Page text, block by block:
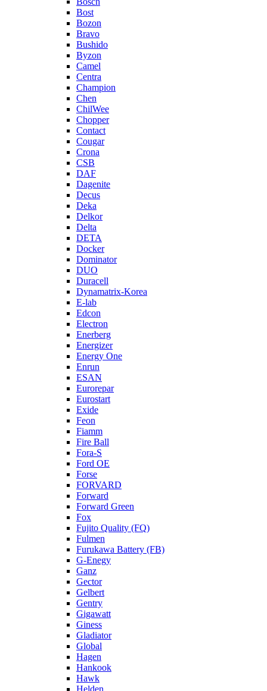
Bost
Bozon
Bravo
Bushido
Byzon
Camel
Centra
Champion
Chen
ChilWee
Chopper
Contact
Cougar
Crona
CSB
DAF
Dagenite
Decus
Deka
Delkor
Delta
DETA
Docker
Dominator
DUO
Duracell
Dynamatrix-Korea
E-lab
Edcon
Electron
Enerberg
Energizer
Energy One
Enrun
ESAN
Eurorepar
Eurostart
Exide
Feon
Fiamm
Fire Ball
Fora-S
Ford OE
Forse
FORVARD
Forward
Forward Green
Fox
Fujito Quality (FQ)
Fulmen
Furukawa Battery (FB)
G-Enegy
Ganz
Gector
Gelbert
Gentry
Gigawatt
Giness
Gladiator
Global
Hagen
Hankook
Hawk
Helden